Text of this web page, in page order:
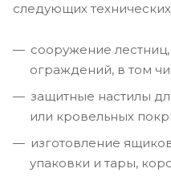
следующих
сооружение
ограждений, в том
защитные настилы
или кровельных
изготовление
упаковки и тары,